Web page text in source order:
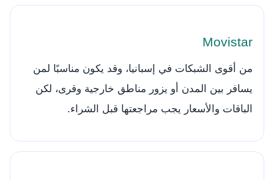
Movistar
من أقوى الشبكات في إسبانيا، وقد يكون مناسبًا لمن
يسافر بين المدن أو يزور مناطق خارجية وقرى، لكن
الباقات والأسعار يجب مراجعتها قبل الشراء.